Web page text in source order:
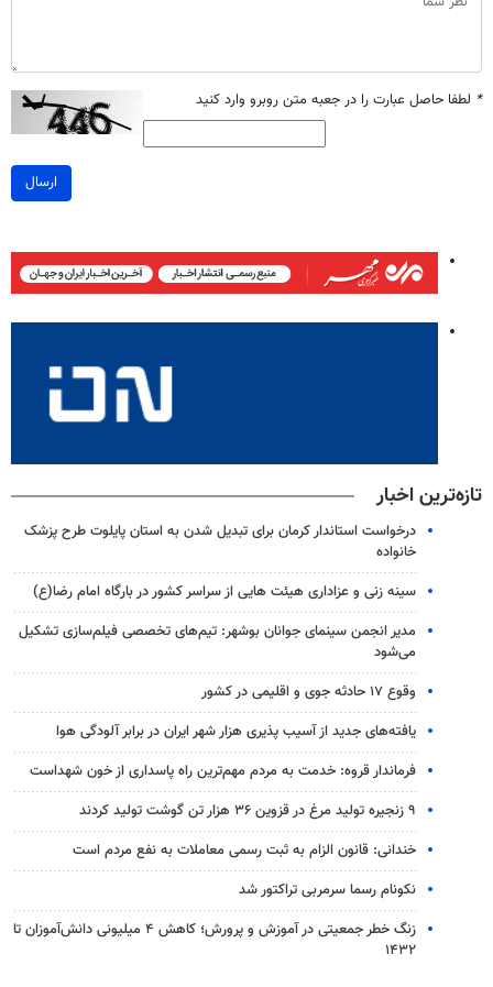
* لطفا حاصل عبارت را در جعبه متن روبرو وارد کنید
ارسال
تازه‌ترین اخبار
درخواست استاندار کرمان برای تبدیل شدن به استان پایلوت طرح پزشک
خانواده
سینه زنی و عزاداری هیئت هایی از سراسر کشور در بارگاه امام رضا(ع)
مدیر انجمن سینمای جوانان بوشهر: تیم‌های تخصصی فیلم‌سازی تشکیل
می‌شود
وقوع ۱۷ حادثه جوی و اقلیمی در کشور
یافته‌های جدید از آسیب پذیری هزار شهر ایران در برابر آلودگی هوا
فرماندار قروه: خدمت به مردم مهم‌ترین راه پاسداری از خون شهداست
۹ زنجیره تولید مرغ در قزوین ۳۶ هزار تن گوشت تولید کردند
خندانی: قانون الزام به ثبت رسمی معاملات به نفع مردم است
نکونام رسما سرمربی تراکتور شد
زنگ خطر جمعیتی در آموزش و پرورش؛ کاهش ۴ میلیونی دانش‌آموزان تا
۱۴۳۲